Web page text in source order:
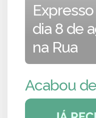
dia 8 de
na Rua
Acabou